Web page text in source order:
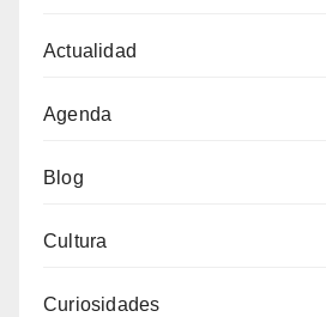
Actualidad
Agenda
Blog
Cultura
Curiosidades